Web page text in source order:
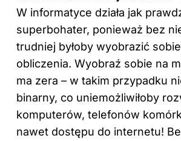
W informatyce działa jak
superbohater, ponieważ bez
trudniej byłoby wyobrazić
obliczenia. Wyobraź sobie na
ma zera – w takim przypadku
binarny, co uniemożliwiłoby
komputerów, telefonów
nawet dostępu do internetu!